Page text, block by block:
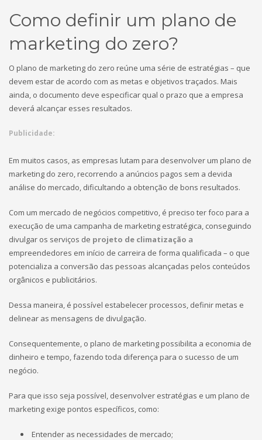
Como definir um plano de
marketing do zero?
O plano de marketing do zero reúne uma série de estratégias – que
devem estar de acordo com as metas e objetivos traçados. Mais
ainda, o documento deve especificar qual o prazo que a empresa
deverá alcançar esses resultados.
Publicidade:
Em muitos casos, as empresas lutam para desenvolver um plano de
marketing do zero, recorrendo a anúncios pagos sem a devida
análise do mercado, dificultando a obtenção de bons resultados.
Com um mercado de negócios competitivo, é preciso ter foco para a
execução de uma campanha de marketing estratégica, conseguindo
divulgar os serviços de projeto de climatização a
empreendedores em início de carreira de forma qualificada – o que
potencializa a conversão das pessoas alcançadas pelos conteúdos
orgânicos e publicitários.
Dessa maneira, é possível estabelecer processos, definir metas e
delinear as mensagens de divulgação.
Consequentemente, o plano de marketing possibilita a economia de
dinheiro e tempo, fazendo toda diferença para o sucesso de um
negócio.
Para que isso seja possível, desenvolver estratégias e um plano de
marketing exige pontos específicos, como:
Entender as necessidades de mercado;